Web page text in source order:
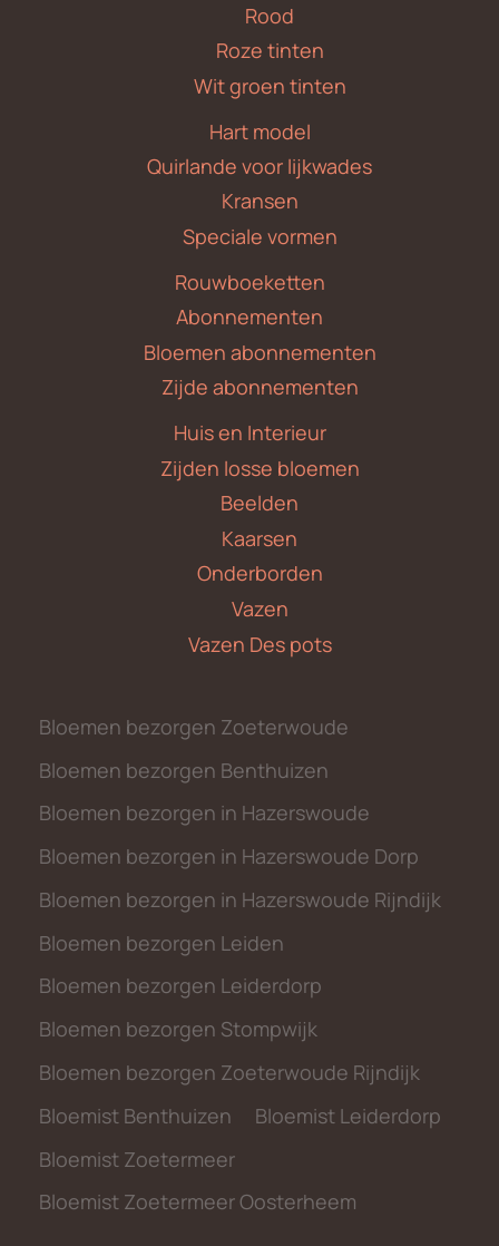
Rood
Roze tinten
Wit groen tinten
Hart model
Quirlande voor lijkwades
Kransen
Speciale vormen
Rouwboeketten
Abonnementen
Bloemen abonnementen
Zijde abonnementen
Huis en Interieur
Zijden losse bloemen
Beelden
Kaarsen
Onderborden
Vazen
Vazen Des pots
Bloemen bezorgen Zoeterwoude
Bloemen bezorgen Benthuizen
Bloemen bezorgen in Hazerswoude
Bloemen bezorgen in Hazerswoude Dorp
Bloemen bezorgen in Hazerswoude Rijndijk
Bloemen bezorgen Leiden
Bloemen bezorgen Leiderdorp
Bloemen bezorgen Stompwijk
Bloemen bezorgen Zoeterwoude Rijndijk
Bloemist Benthuizen
Bloemist Leiderdorp
Bloemist Zoetermeer
Bloemist Zoetermeer Oosterheem